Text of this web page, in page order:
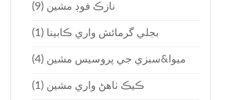
نازڪ فوڊ مشين (9)
بجلي گرمائش واري ڪابينا (1)
ميوا&سبزي جي پروسيس مشين (4)
ڪيڪ ٺاهڻ واري مشين (1)